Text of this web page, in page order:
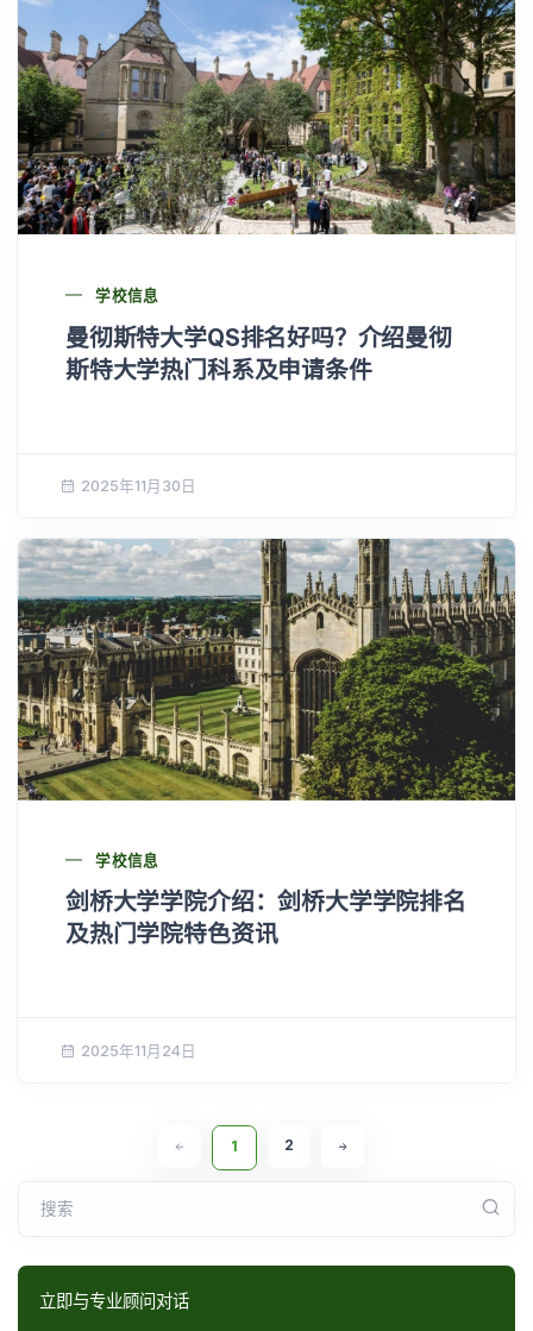
学校信息
曼彻斯特大学QS排名好吗？介绍曼彻
斯特大学热门科系及申请条件
2025年11月30日
学校信息
剑桥大学学院介绍：剑桥大学学院排名
及热门学院特色资讯
2025年11月24日
1 2
搜索
立即与专业顾问对话